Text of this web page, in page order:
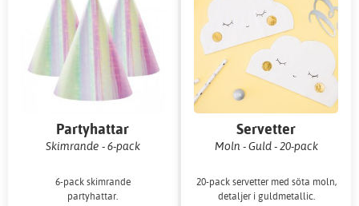
Partyhattar
Skimrande - 6-pack
6-pack skimrande
partyhattar.
Servetter
Moln - Guld - 20-pack
20-pack servetter med söta moln,
detaljer i guldmetallic.